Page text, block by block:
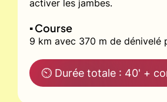
activer les jambes.
▪️ Course
9 km avec 370 m de dénivelé
⏲ Durée totale : 40' +